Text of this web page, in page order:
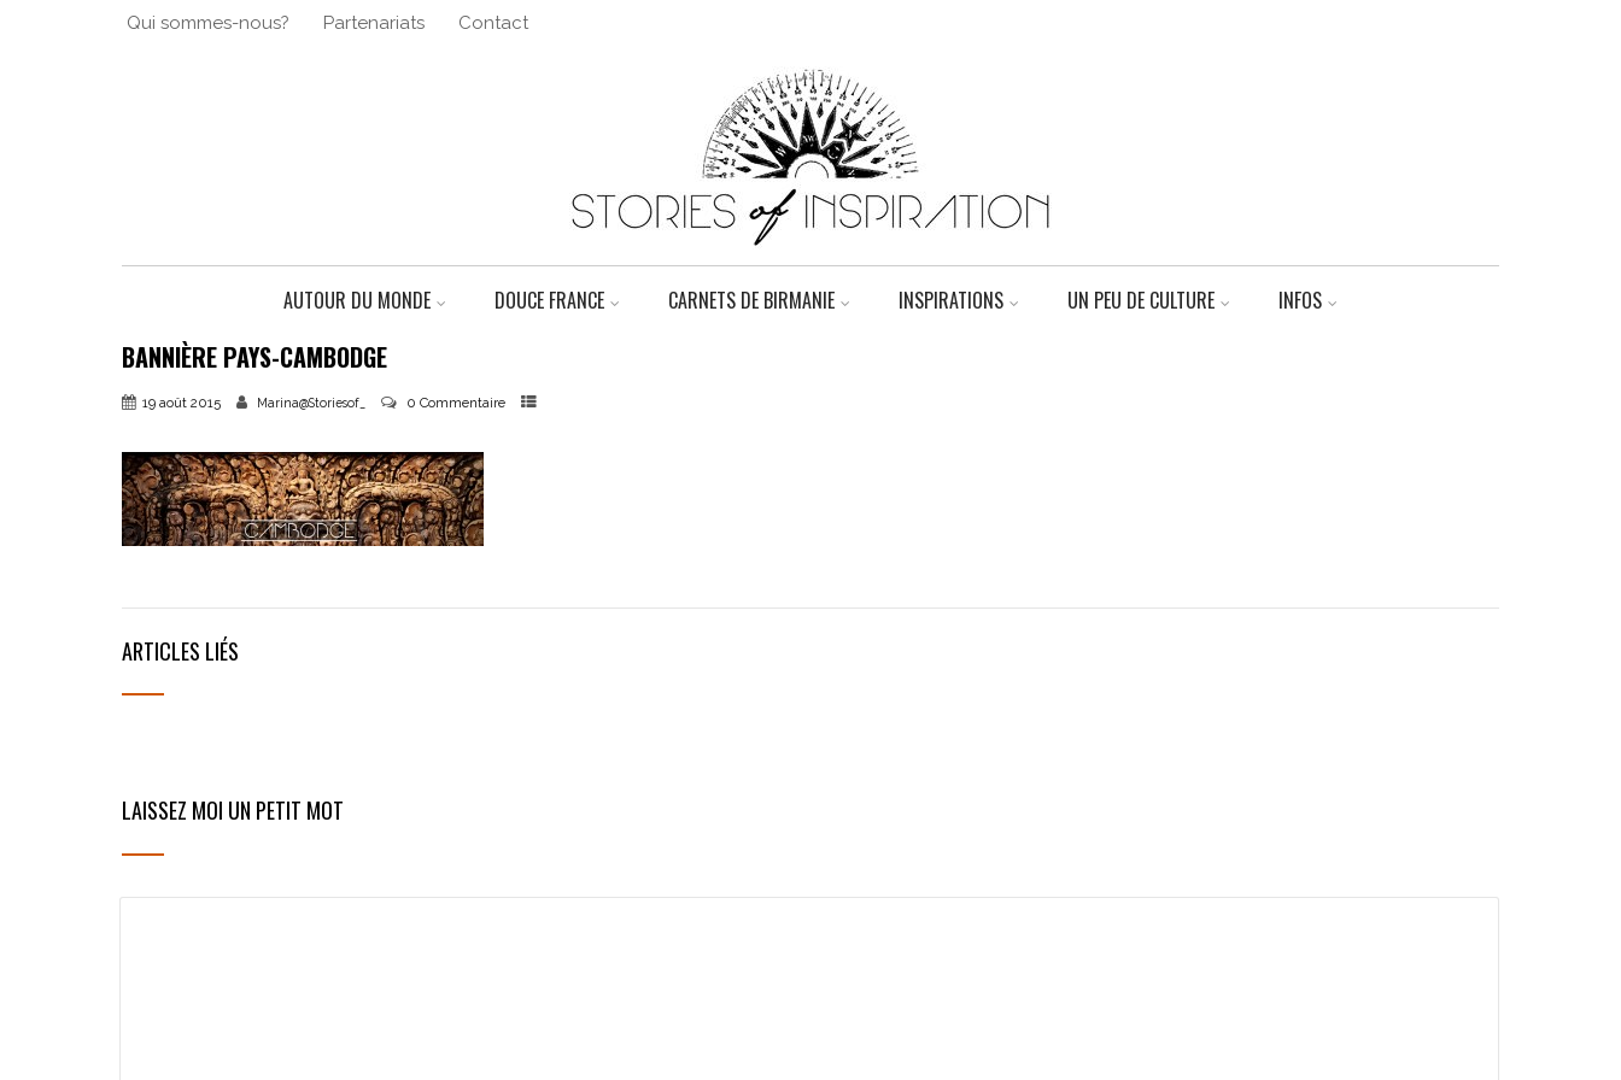
Qui sommes-nous? Partenariats Contact
AUTOUR DU MONDE DOUCE FRANCE CARNETS DE BIRMANIE INSPIRATIONS UN PEU DE CULTURE INFOS
BANNIÈRE PAYS-CAMBODGE
19 août 2015 Marina@Storiesof_ 0 Commentaire
ARTICLES LIÉS
LAISSEZ MOI UN PETIT MOT